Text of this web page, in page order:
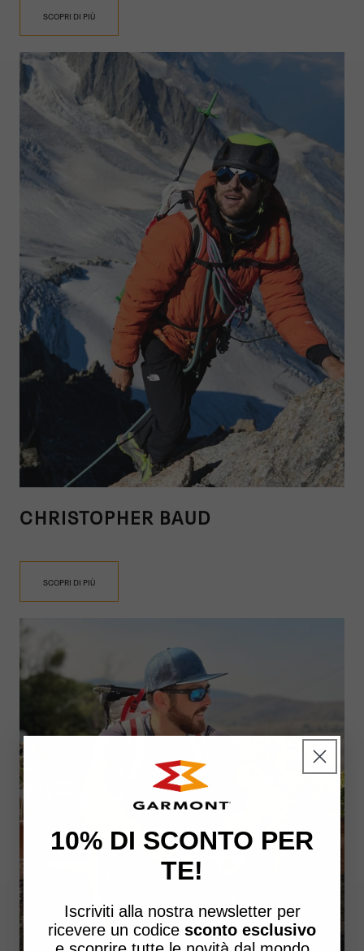
SCOPRI DI PIÙ
CHRISTOPHER BAUD
SCOPRI DI PIÙ
10% DI SCONTO PER
TE!
Iscriviti alla nostra newsletter per
ricevere un codice sconto esclusivo